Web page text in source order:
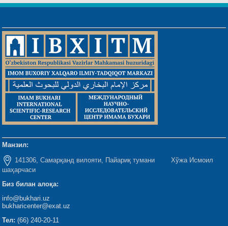
Манзил:
141306, Самарқанд вилояти, Пайариқ тумани Хўжа Исмоил
шаҳарчаси
Биз билан алоқа:
info@bukhari.uz
bukharicenter@exat.uz
Тел: (66) 240-20-11